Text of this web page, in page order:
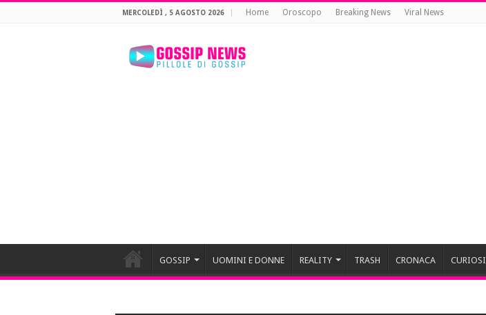
MERCOLEDÌ , 5 AGOSTO 2026 Home Oroscopo Breaking News Viral News
GOSSIP UOMINI E DONNE REALITY TRASH CRONACA